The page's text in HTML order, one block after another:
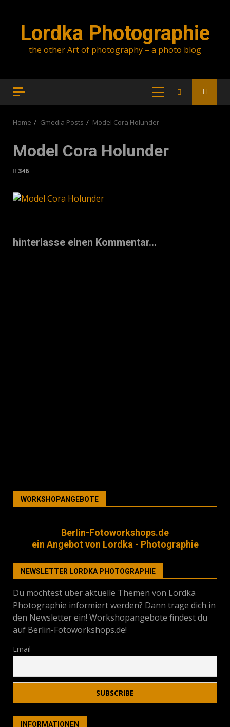
Lordka Photographie
the other Art of photography – a photo blog
PRIMARY
Home Gmedia Posts Model Cora Holunder
Model Cora Holunder
346
hinterlasse einen Kommentar...
WORKSHOPANGEBOTE
Berlin-Fotoworkshops.de
ein Angebot von Lordka - Photographie
NEWSLETTER LORDKA PHOTOGRAPHIE
Du möchtest über aktuelle Themen von Lordka
Photographie informiert werden? Dann trage dich in
den Newsletter ein! Workshopangebote findest du
auf Berlin-Fotoworkshops.de!
Email
INFORMATIONEN